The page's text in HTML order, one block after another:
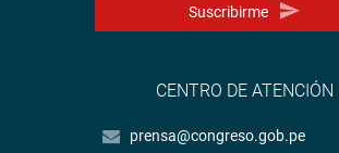
Suscribirme
CENTRO DE ATENCIÓN
prensa@congreso.gob.pe